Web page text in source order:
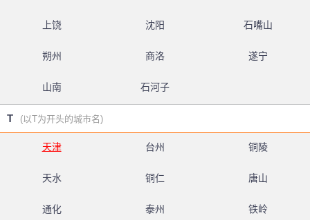
上饶 沈阳 石嘴山
朔州 商洛 遂宁
山南 石河子
T (以T为开头的城市名)
天津 台州 铜陵
天水 铜仁 唐山
通化 泰州 铁岭